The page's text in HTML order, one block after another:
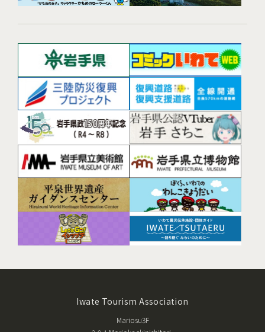
Iwate Tourism Association
Mariosu3F